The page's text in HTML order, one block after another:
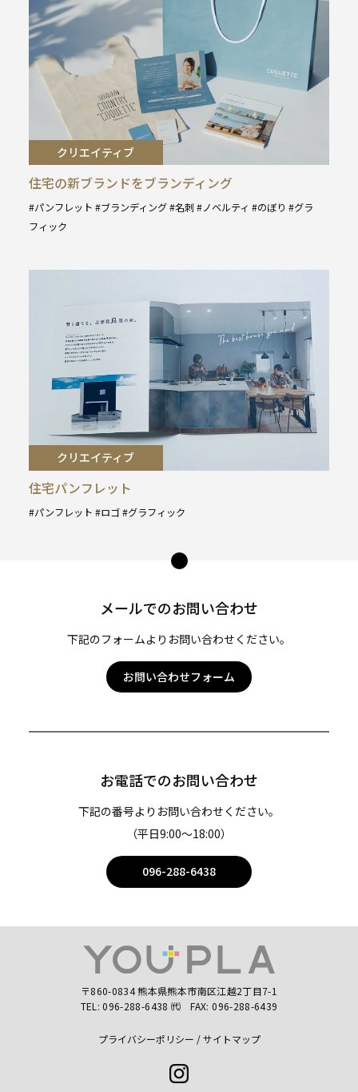
クリエイティブ
住宅の新ブランドをブランディング
タ
パンフレット ブランディング 名刺 ノベルティ のぼり
グラ
フィック
クリエイティブ
住宅パンフレット
パンフレット ロゴ グラフィック
メールでのお問い合わせ
下記のフォームよりお問い合わせください。
お問い合わせフォーム
お電話でのお問い合わせ
下記の番号よりお問い合わせください。
（平日9:00〜18:00）
096-288-6438
ペー
プ
〒860-0834 熊本県熊本市南区江越2丁目7-1
TEL:096-288-6438 ㈹ FAX: 096-288-6439
プライバシーポリシー サイトマップ
Instagram